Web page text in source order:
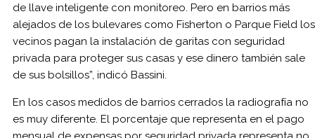
de llave inteligente con monitoreo. Pero en barrios más
alejados de los bulevares como Fisherton o Parque Field los
vecinos pagan la instalación de garitas con seguridad
privada para proteger sus casas y ese dinero también sale
de sus bolsillos”, indicó Bassini.
En los casos medidos de barrios cerrados la radiografía no
es muy diferente. El porcentaje que representa en el pago